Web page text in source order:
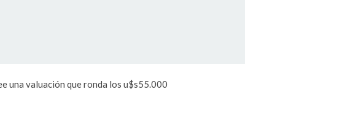
una valuación que ronda los u$s55.000